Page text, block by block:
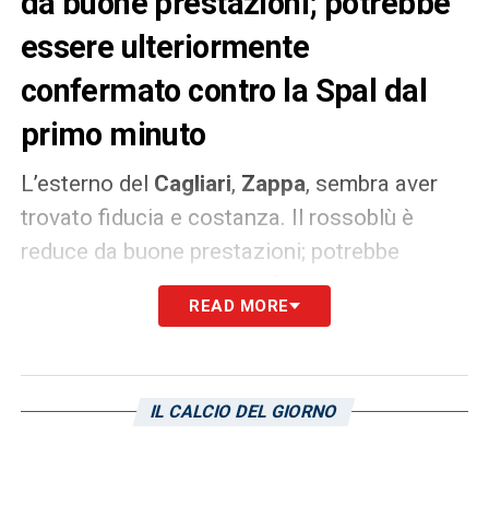
essere ulteriormente
confermato contro la Spal dal
primo minuto
L’esterno del Cagliari, Zappa, sembra aver
trovato fiducia e costanza. Il rossoblù è
reduce da buone prestazioni; potrebbe
essere ulteriormente confermato contro la
Spal dal primo minuto. Nell’ultimo impegno di
gol per fuorigioco.
READ MORE
IL CALCIO DEL GIORNO